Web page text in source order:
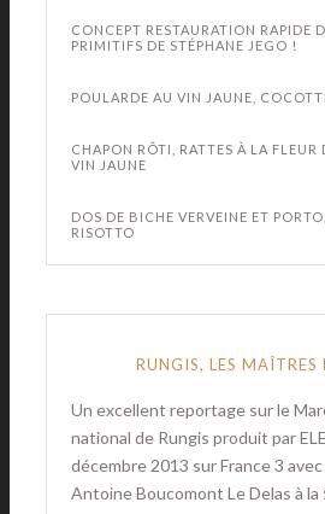
CONCEPT RESTAURATION RAPIDE
PRIMITIFS DE STÉPHANE JEGO !
POULARDE AU VIN JAUNE,
CHAPON RÔTI, RATTES À LA FLEUR
VIN JAUNE
DOS DE BICHE VERVEINE ET
RISOTTO
RUNGIS, LES
Un excellent reportage sur le
national de Rungis produit par
décembre 2013 sur France 3
Antoine Boucomont Le Delas à la